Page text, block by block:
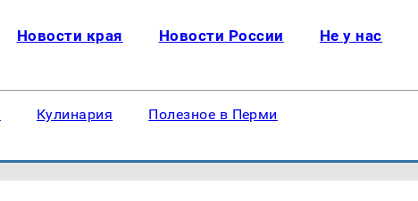
Новости края Новости России Не у нас
Кулинария Полезное в Перми